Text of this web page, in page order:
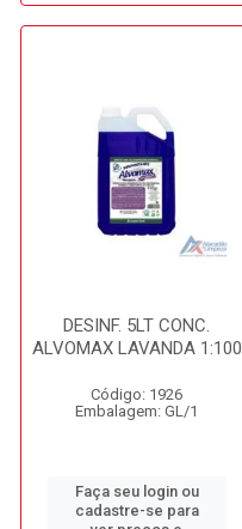
DESINF. 5LT CONC.
ALVOMAX LAVANDA 1:100
Código: 1926
Embalagem: GL/1
Faça seu login ou
cadastre-se para